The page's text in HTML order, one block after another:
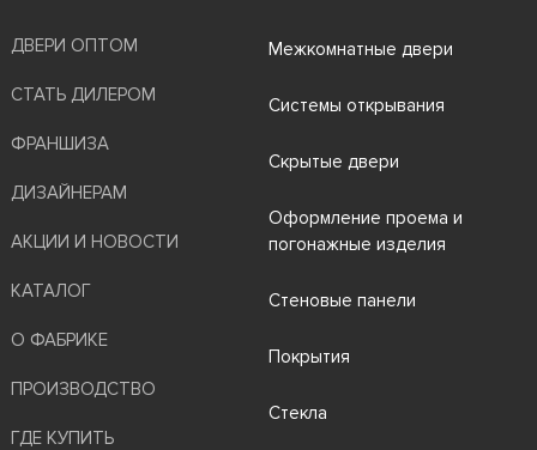
ДВЕРИ ОПТОМ
СТАТЬ ДИЛЕРОМ
ФРАНШИЗА
ДИЗАЙНЕРАМ
АКЦИИ И НОВОСТИ
КАТАЛОГ
О ФАБРИКЕ
ПРОИЗВОДСТВО
ГДЕ КУПИТЬ
Межкомнатные двери
Системы открывания
Скрытые двери
Оформление проема и
погонажные изделия
Стеновые панели
Покрытия
Стекла